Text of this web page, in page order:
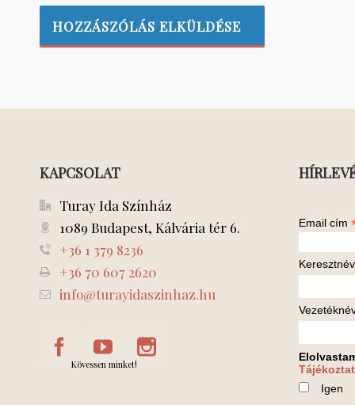
KAPCSOLAT
Turay Ida Színház
1089 Budapest, Kálvária tér 6.
+36 1 379 8236
+36 70 607 2620
info@turayidaszinhaz.hu
Kövessen minket!
Email cím
Keresztnév
Igen